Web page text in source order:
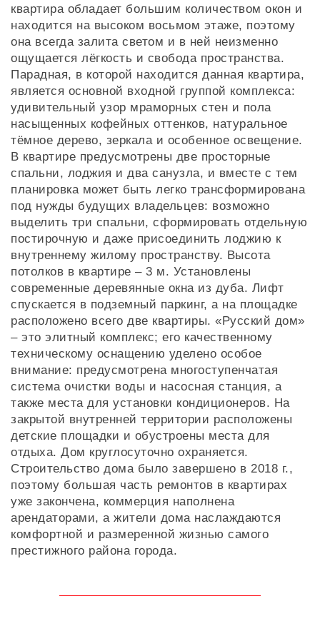
квартира обладает большим количеством окон и
находится на высоком восьмом этаже, поэтому
она всегда залита светом и в ней неизменно
ощущается лёгкость и свобода пространства.
Парадная, в которой находится данная квартира,
является основной входной группой комплекса:
удивительный узор мраморных стен и пола
насыщенных кофейных оттенков, натуральное
тёмное дерево, зеркала и особенное освещение.
В квартире предусмотрены две просторные
спальни, лоджия и два санузла, и вместе с тем
планировка может быть легко трансформирована
под нужды будущих владельцев: возможно
выделить три спальни, сформировать отдельную
постирочную и даже присоединить лоджию к
внутреннему жилому пространству. Высота
потолков в квартире – 3 м. Установлены
современные деревянные окна из дуба. Лифт
спускается в подземный паркинг, а на площадке
расположено всего две квартиры. «Русский дом»
– это элитный комплекс; его качественному
техническому оснащению уделено особое
внимание: предусмотрена многоступенчатая
система очистки воды и насосная станция, а
также места для установки кондиционеров. На
закрытой внутренней территории расположены
детские площадки и обустроены места для
отдыха. Дом круглосуточно охраняется.
Строительство дома было завершено в 2018 г.,
поэтому большая часть ремонтов в квартирах
уже закончена, коммерция наполнена
арендаторами, а жители дома наслаждаются
комфортной и размеренной жизнью самого
престижного района города.